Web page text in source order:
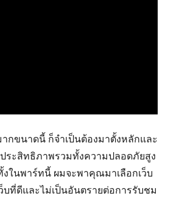
กขนาดนี้ ก็จำเป็นต้องมาตั้งหลักและ
ระสิทธิภาพรวมทั้งความปลอดภัยสูง
ในพาร์ทนี้ ผมจะพาคุณมาเลือกเว็บ
ที่ดีและไม่เป็นอันตรายต่อการรับชม